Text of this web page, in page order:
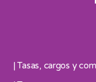
| Tasas, cargos y